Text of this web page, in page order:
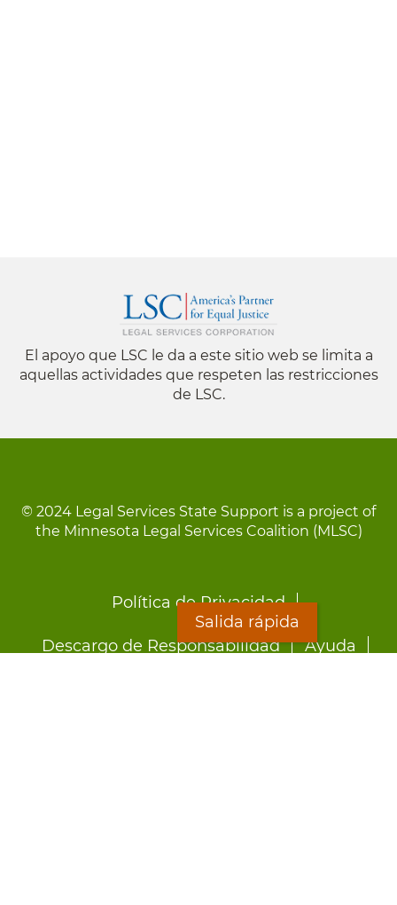
El apoyo que LSC le da a este sitio web se limita a
aquellas actividades que respeten las restricciones
de LSC.
© 2024 Legal Services State Support is a project of
the Minnesota Legal Services Coalition (MLSC)
Política de Privacidad
Descargo de Responsabilidad Ayuda
Salida rápida